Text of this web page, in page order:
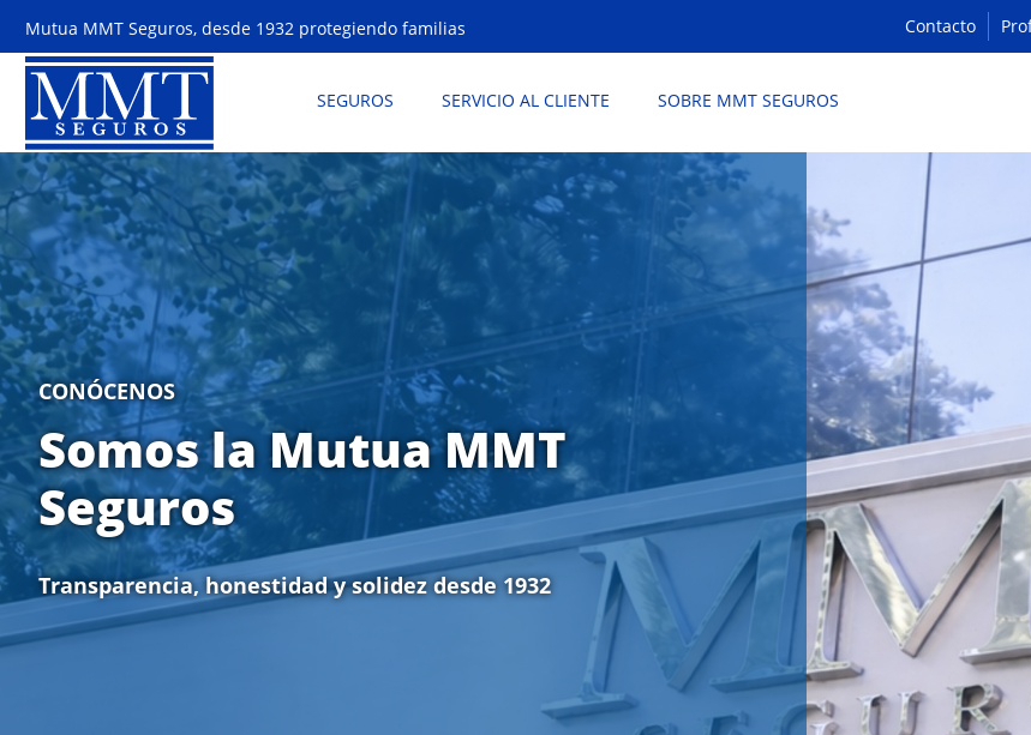
Mutua MMT Seguros, desde 1932 protegiendo familias Contacto
SEGUROS SERVICIO AL CLIENTE SOBRE MMT SEGUROS
CONÓCENOS
Somos la Mutua MMT
Seguros
Transparencia, honestidad y solidez desde 1932